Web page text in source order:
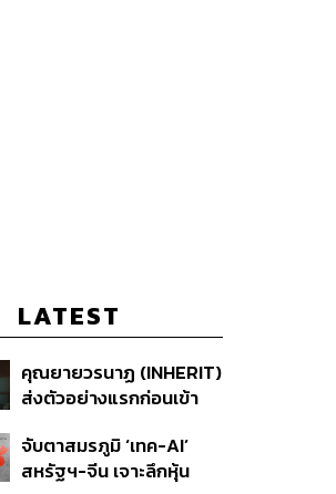
LATEST
คุณยายวรนาฏ (INHERIT)
ส่งตัวอย่างแรกก่อนเข้า
จับตาสมรภูมิ ‘เทค-AI’
สหรัฐฯ-จีน เจาะลึกหุ้น